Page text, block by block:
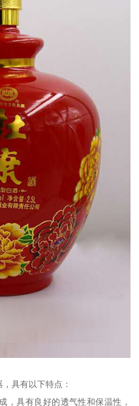
具有以下特点：
，具有良好的透气性和保温性，